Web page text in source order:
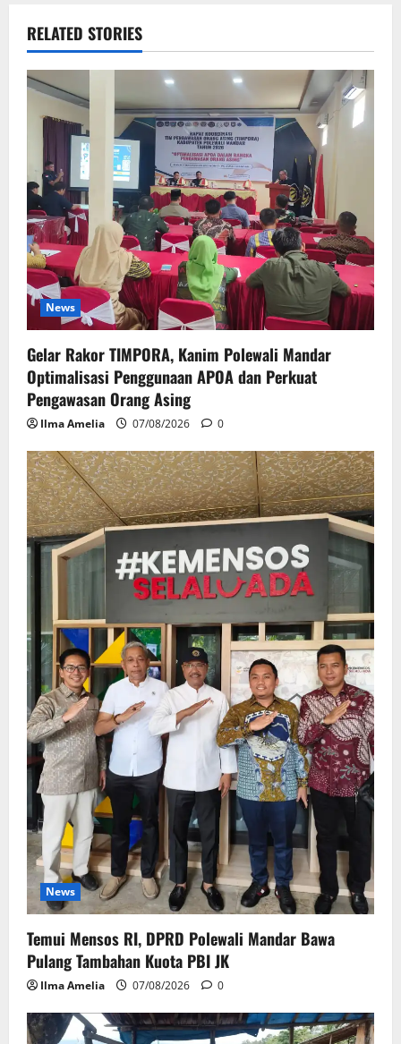
RELATED STORIES
News
Gelar Rakor TIMPORA, Kanim Polewali Mandar
Optimalisasi Penggunaan APOA dan Perkuat
Pengawasan Orang Asing
Ilma Amelia 07/08/2026 0
News
Temui Mensos RI, DPRD Polewali Mandar Bawa
Pulang Tambahan Kuota PBI JK
Ilma Amelia 07/08/2026 0